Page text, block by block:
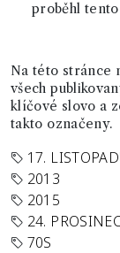
proběhl
Na této stránce
všech
klíčové slovo a
takto označeny.
17.
2013
2015
24.
70S